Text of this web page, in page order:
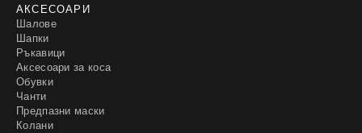
АКСЕСОАРИ
Шалове
Шапки
Ръкавици
Аксесоари за коса
Обувки
Чанти
Предпазни маски
Колани